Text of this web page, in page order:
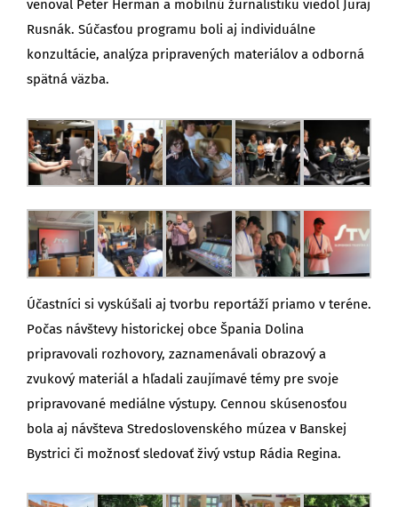
venoval Peter Herman a mobilnú žurnalistiku viedol Juraj
Rusnák. Súčasťou programu boli aj individuálne
konzultácie, analýza pripravených materiálov a odborná
spätná väzba.
Účastníci si vyskúšali aj tvorbu reportáží priamo v teréne.
Počas návštevy historickej obce Špania Dolina
pripravovali rozhovory, zaznamenávali obrazový a
zvukový materiál a hľadali zaujímavé témy pre svoje
pripravované mediálne výstupy. Cennou skúsenosťou
bola aj návšteva Stredoslovenského múzea v Banskej
Bystrici či možnosť sledovať živý vstup Rádia Regina.